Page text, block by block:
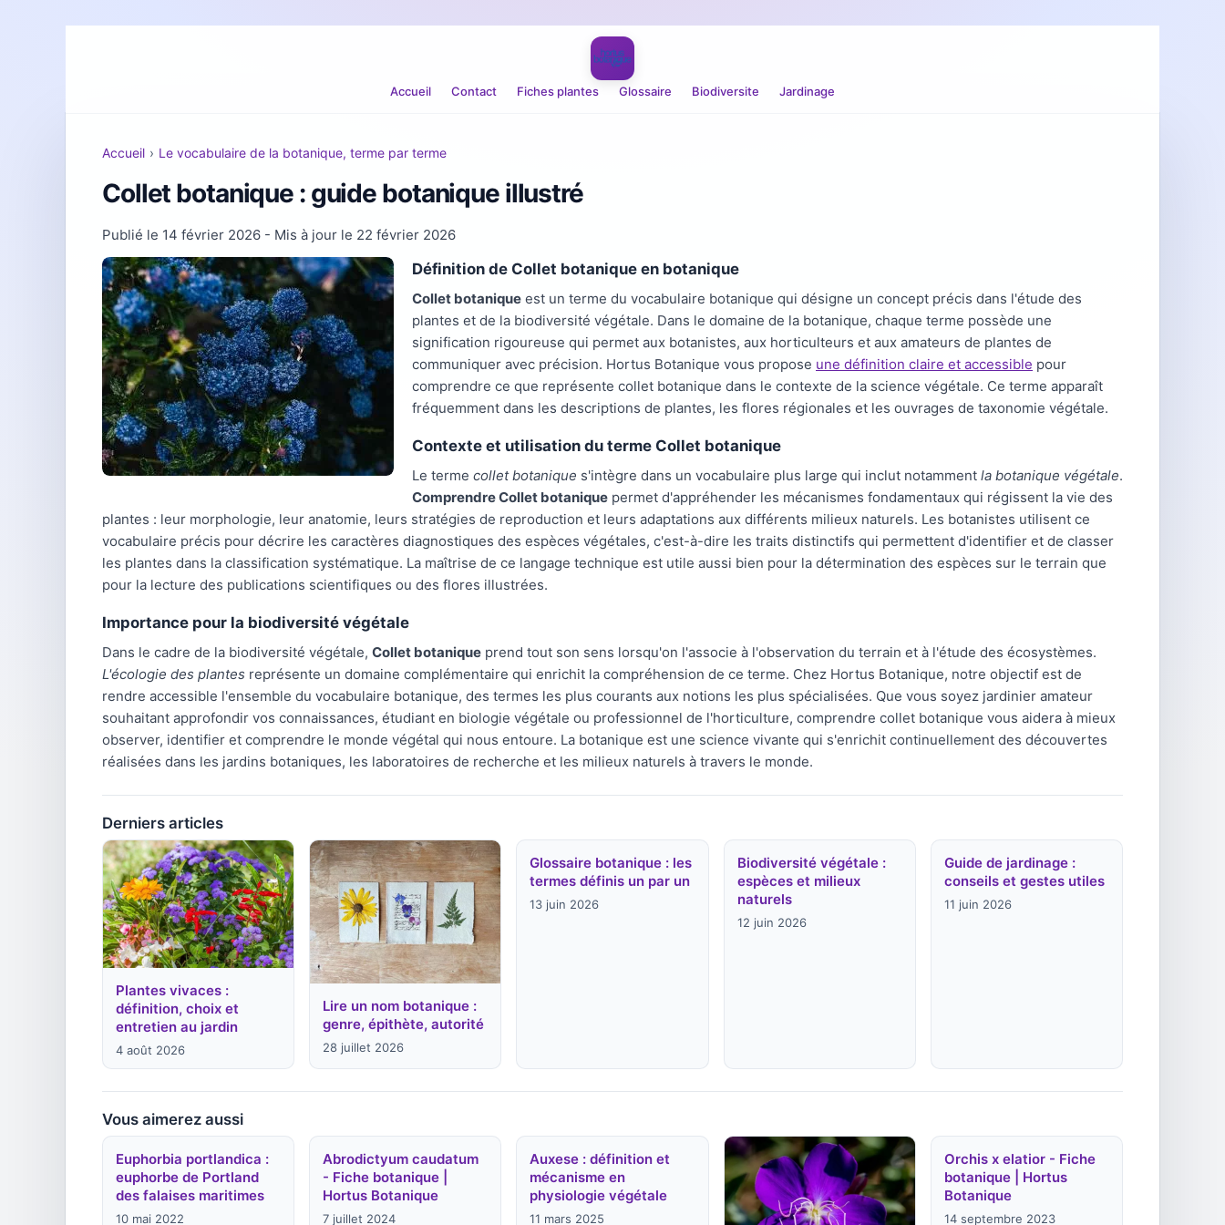
Accueil Contact Fiches plantes Glossaire Biodiversite Jardinage
Accueil › Le vocabulaire de la botanique, terme par terme
Collet botanique : guide botanique illustré
Publié le 14 février 2026 - Mis à jour le 22 février 2026
Définition de Collet botanique en botanique
Collet botanique est un terme du vocabulaire botanique qui désigne un concept précis dans l'étude des
plantes et de la biodiversité végétale. Dans le domaine de la botanique, chaque terme possède une
signification rigoureuse qui permet aux botanistes, aux horticulteurs et aux amateurs de plantes de
communiquer avec précision. Hortus Botanique vous propose une définition claire et accessible pour
comprendre ce que représente collet botanique dans le contexte de la science végétale. Ce terme apparaît
fréquemment dans les descriptions de plantes, les flores régionales et les ouvrages de taxonomie végétale.
Contexte et utilisation du terme Collet botanique
Le terme collet botanique s'intègre dans un vocabulaire plus large qui inclut notamment la botanique végétale.
Comprendre Collet botanique permet d'appréhender les mécanismes fondamentaux qui régissent la vie des
plantes : leur morphologie, leur anatomie, leurs stratégies de reproduction et leurs adaptations aux différents milieux naturels. Les botanistes utilisent ce
vocabulaire précis pour décrire les caractères diagnostiques des espèces végétales, c'est-à-dire les traits distinctifs qui permettent d'identifier et de classer
les plantes dans la classification systématique. La maîtrise de ce langage technique est utile aussi bien pour la détermination des espèces sur le terrain que
pour la lecture des publications scientifiques ou des flores illustrées.
Importance pour la biodiversité végétale
Dans le cadre de la biodiversité végétale, Collet botanique prend tout son sens lorsqu'on l'associe à l'observation du terrain et à l'étude des écosystèmes.
L'écologie des plantes représente un domaine complémentaire qui enrichit la compréhension de ce terme. Chez Hortus Botanique, notre objectif est de
rendre accessible l'ensemble du vocabulaire botanique, des termes les plus courants aux notions les plus spécialisées. Que vous soyez jardinier amateur
souhaitant approfondir vos connaissances, étudiant en biologie végétale ou professionnel de l'horticulture, comprendre collet botanique vous aidera à mieux
observer, identifier et comprendre le monde végétal qui nous entoure. La botanique est une science vivante qui s'enrichit continuellement des découvertes
réalisées dans les jardins botaniques, les laboratoires de recherche et les milieux naturels à travers le monde.
Derniers articles
Plantes vivaces :
définition, choix et
entretien au jardin
4 août 2026
Lire un nom botanique :
genre, épithète, autorité
28 juillet 2026
Glossaire botanique : les
termes définis un par un
13 juin 2026
Biodiversité végétale :
espèces et milieux
naturels
12 juin 2026
Guide de jardinage :
conseils et gestes utiles
11 juin 2026
Vous aimerez aussi
Euphorbia portlandica :
euphorbe de Portland
des falaises maritimes
10 mai 2022
Abrodictyum caudatum
- Fiche botanique |
Hortus Botanique
7 juillet 2024
Auxese : définition et
mécanisme en
physiologie végétale
11 mars 2025
Orchis x elatior - Fiche
botanique | Hortus
Botanique
14 septembre 2023